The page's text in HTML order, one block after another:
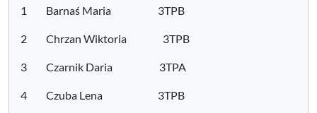
1 Barnaś Maria 3TPB
2 Chrzan Wiktoria 3TPB
3 Czarnik Daria 3TPA
4 Czuba Lena 3TPB